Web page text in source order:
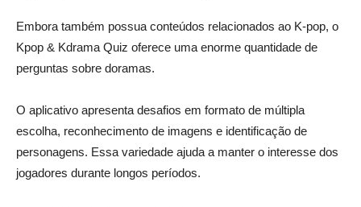
Embora também possua conteúdos relacionados ao K-pop, o
Kpop & Kdrama Quiz oferece uma enorme quantidade de
perguntas sobre doramas.
O aplicativo apresenta desafios em formato de múltipla
escolha, reconhecimento de imagens e identificação de
personagens. Essa variedade ajuda a manter o interesse dos
jogadores durante longos períodos.